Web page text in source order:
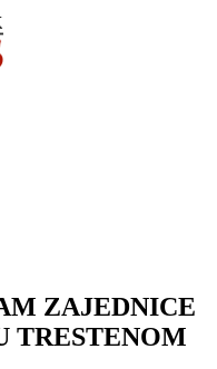
ZAJEDNICE
TRESTENOM